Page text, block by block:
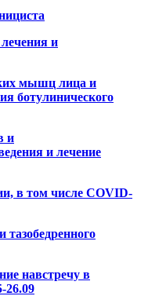
и
мышц лица и
ботулинического
и
и лечение
в том числе COVID-
тазобедренного
навстречу в
26.09